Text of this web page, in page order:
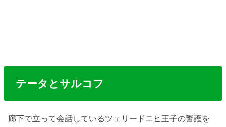
テータとサルコフ
廊下で立って会話しているツェリードニヒ王子の警護を